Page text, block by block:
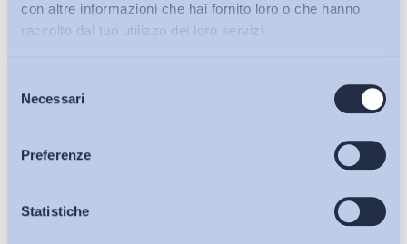
con altre informazioni che hai fornito loro o che hanno
raccolto dal tuo utilizzo dei loro servizi.
delNecessari
Preferenze
Statistiche
Bollettini ADAPT
Articoli
Osservatori
sulla pagina della